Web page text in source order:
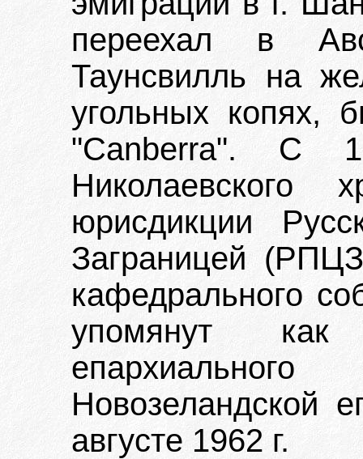
переехал в
Таунсвилль на
угольных копях,
"Canberra". С
юрисдикции
Заграницей
кафедрального
упомянут как
Новозеландской
августе 1962 г.